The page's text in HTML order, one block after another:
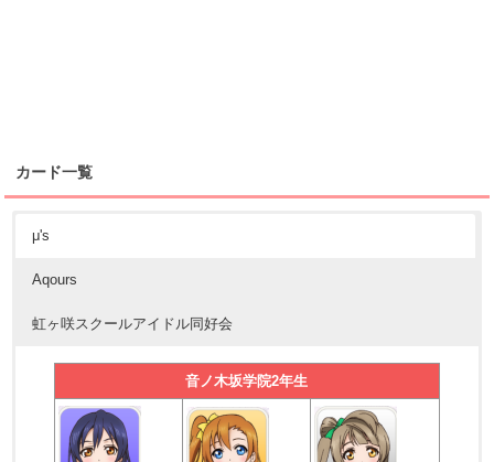
カード一覧
μ's
Aqours
虹ヶ咲スクールアイドル同好会
音ノ木坂学院2年生